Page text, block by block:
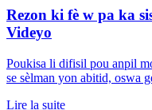
Rezon ki fè w pa ka
Videyo
Poukisa li difisil pou anpil
se sèlman yon abitid, oswa
Lire la suite